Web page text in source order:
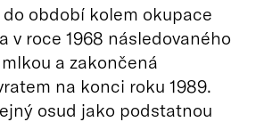
období kolem okupace
v roce 1968 následovaného
a zakončená
na konci roku 1989.
osud jako podstatnou